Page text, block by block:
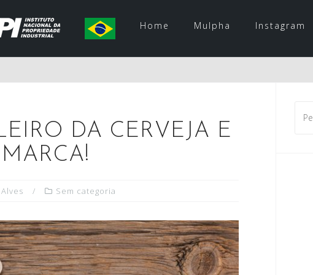
Home Mulpha Instagram
DA CERVEJA E
Sem categoria
por: